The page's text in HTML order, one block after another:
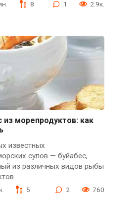
8 1 2.9к.
из морепродуктов: как
известных
супов — буйабес,
из различных видов рыбы
5 2 760